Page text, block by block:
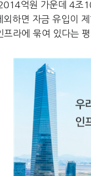
억원 가운데 4조
외하면 자금 유입이
프라에 묶여 있다는